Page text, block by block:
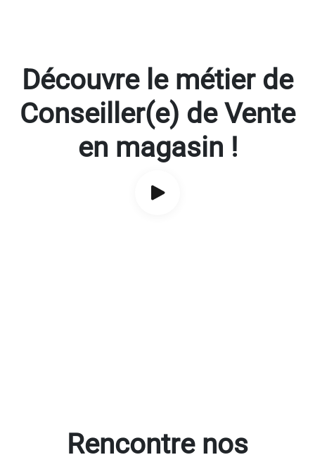
Découvre le métier de
Conseiller(e) de Vente
en magasin !
Rencontre nos